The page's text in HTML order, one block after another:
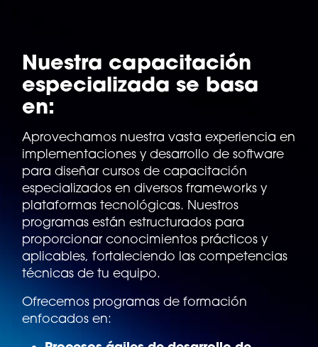
Nuestra capacitación
especializada se basa
en:
Aprovechamos nuestra vasta experiencia en
implementaciones y desarrollo de software
para diseñar cursos de capacitación
especializados en diversos frameworks y
plataformas tecnológicas. Nuestros
programas están estructurados para
proporcionar conocimientos prácticos y
aplicables, fortaleciendo las competencias
técnicas de tu equipo.
Ofrecemos programas de formación
enfocados en: